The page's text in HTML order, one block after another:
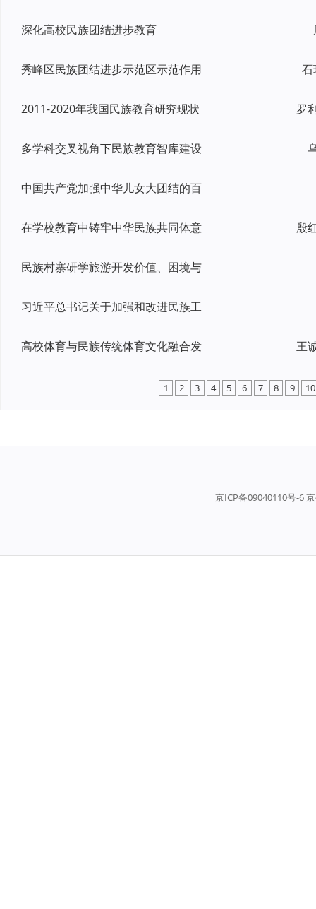
深化高校民族团结进步教育
秀峰区民族团结进步示范区示范作用 石
2011-2020年我国民族教育研究现状
多学科交叉视角下民族教育智库建设
中国共产党加强中华儿女大团结的百
在学校教育中铸牢中华民族共同体意
民族村寨研学旅游开发价值、困境与
习近平总书记关于加强和改进民族工
高校体育与民族传统体育文化融合发
1 2 3 4 5 6 7 8 9 10
京ICP备09040110号-6